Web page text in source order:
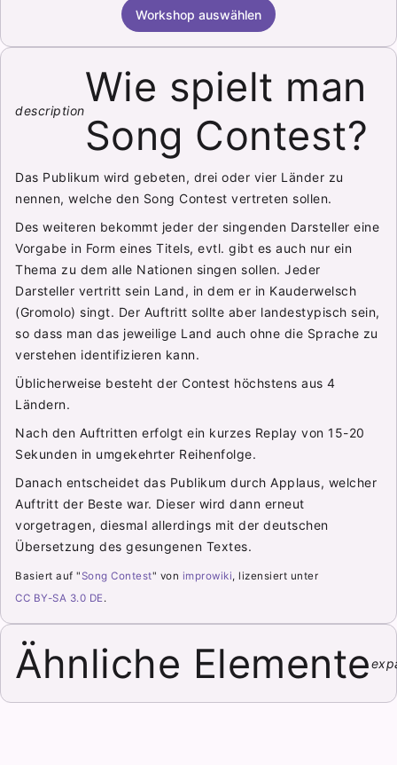
Workshop auswählen
descriptionWie spielt man
Song Contest?
Das Publikum wird gebeten, drei oder vier Länder zu
nennen, welche den Song Contest vertreten sollen.
Des weiteren bekommt jeder der singenden Darsteller eine
Vorgabe in Form eines Titels, evtl. gibt es auch nur ein
Thema zu dem alle Nationen singen sollen. Jeder
Darsteller vertritt sein Land, in dem er in Kauderwelsch
(Gromolo) singt. Der Auftritt sollte aber landestypisch sein,
so dass man das jeweilige Land auch ohne die Sprache zu
verstehen identifizieren kann.
Üblicherweise besteht der Contest höchstens aus 4
Ländern.
Nach den Auftritten erfolgt ein kurzes Replay von 15-20
Sekunden in umgekehrter Reihenfolge.
Danach entscheidet das Publikum durch Applaus, welcher
Auftritt der Beste war. Dieser wird dann erneut
vorgetragen, diesmal allerdings mit der deutschen
Übersetzung des gesungenen Textes.
Basiert auf "Song Contest" von improwiki, lizensiert unter
CC BY-SA 3.0 DE.
Ähnliche Elemente